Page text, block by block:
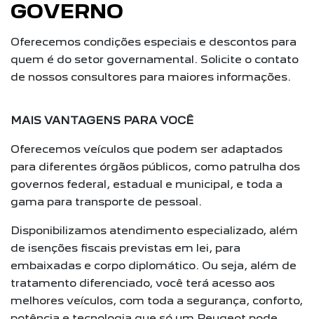
GOVERNO
Oferecemos condições especiais e descontos para
quem é do setor governamental. Solicite o contato
de nossos consultores para maiores informações.
MAIS VANTAGENS PARA VOCÊ
Oferecemos veículos que podem ser adaptados
para diferentes órgãos públicos, como patrulha dos
governos federal, estadual e municipal, e toda a
gama para transporte de pessoal.
Disponibilizamos atendimento especializado, além
de isenções fiscais previstas em lei, para
embaixadas e corpo diplomático. Ou seja, além de
tratamento diferenciado, você terá acesso aos
melhores veículos, com toda a segurança, conforto,